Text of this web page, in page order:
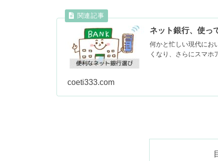
ネット銀行、使っ
何かと忙しい現代にお
くなり、さらにスマホ
coeti333.com